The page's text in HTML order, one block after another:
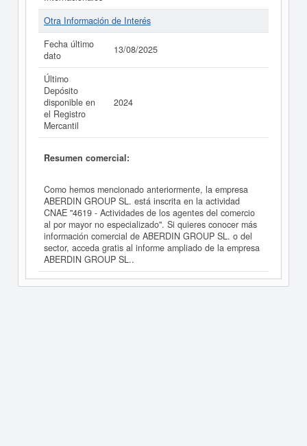
Otra Información de Interés
Fecha último
dato
13/08/2025
Último
Depósito
disponible en
el Registro
Mercantil
2024
Resumen comercial:
Como hemos mencionado anteriormente, la empresa
ABERDIN GROUP SL. está inscrita en la actividad
CNAE "4619 - Actividades de los agentes del comercio
al por mayor no especializado". Si quieres conocer más
información comercial de ABERDIN GROUP SL. o del
sector, acceda gratis al informe ampliado de la empresa
ABERDIN GROUP SL..